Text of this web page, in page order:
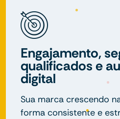
Engajamento,
qualificados e
digital
Sua marca crescendo
forma consistente e